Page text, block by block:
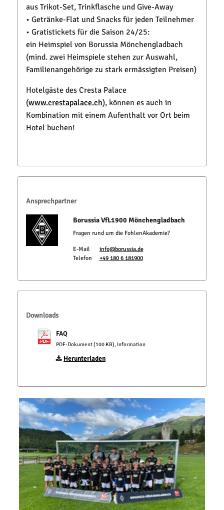
aus Trikot-Set, Trinkflasche und Give-Away
• Getränke-Flat und Snacks für jeden Teilnehmer
• Gratistickets für die Saison 24/25:
ein Heimspiel von Borussia Mönchengladbach
(mind. zwei Heimspiele stehen zur Auswahl,
Familienangehörige zu stark ermässigten Preisen)
Hotelgäste des Cresta Palace
(www.crestapalace.ch), können es auch in
Kombination mit einem Aufenthalt vor Ort beim
Hotel buchen!
Ansprechpartner
Borussia VfL1900 Mönchengladbach
Fragen rund um die FohlenAkademie?
E-Mail
info@borussia.de
Telefon
+49 180 6 181900
Downloads
FAQ
PDF-Dokument (100 KB), Information
Herunterladen